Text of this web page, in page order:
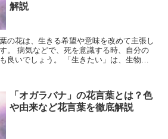
解説
の花は、生きる希望や意味を改めて主張し
。 病気などで、死を意識する時、自分の
良いでしょう。 「生きたい」は、生物の
「オガラバナ」の花言葉とは？色
や由来など花言葉を徹底解説